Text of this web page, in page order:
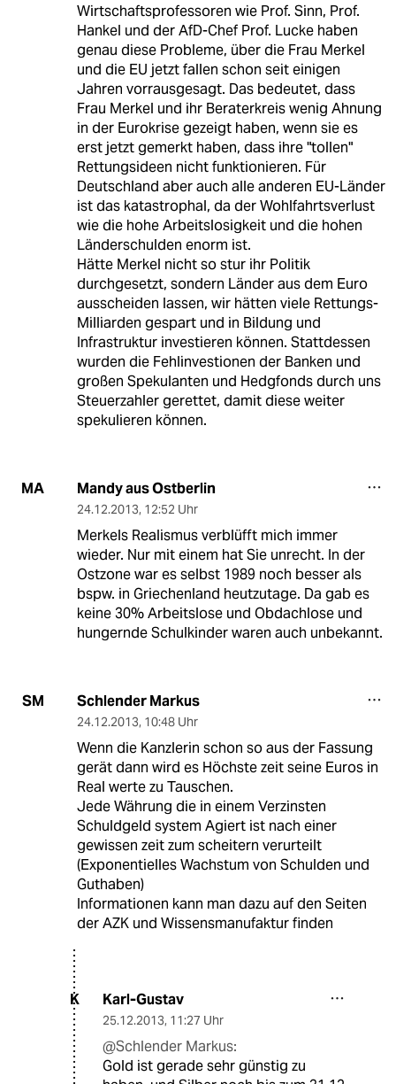
Wirtschaftsprofessoren wie Prof. Sinn, Prof.
Hankel und der AfD-Chef Prof. Lucke haben
genau diese Probleme, über die Frau Merkel
und die EU jetzt fallen schon seit einigen
Jahren vorrausgesagt. Das bedeutet, dass
Frau Merkel und ihr Beraterkreis wenig Ahnung
in der Eurokrise gezeigt haben, wenn sie es
erst jetzt gemerkt haben, dass ihre "tollen"
Rettungsideen nicht funktionieren. Für
Deutschland aber auch alle anderen EU-Länder
ist das katastrophal, da der Wohlfahrtsverlust
wie die hohe Arbeitslosigkeit und die hohen
Länderschulden enorm ist.
Hätte Merkel nicht so stur ihr Politik
durchgesetzt, sondern Länder aus dem Euro
ausscheiden lassen, wir hätten viele Rettungs-
Milliarden gespart und in Bildung und
Infrastruktur investieren können. Stattdessen
wurden die Fehlinvestionen der Banken und
großen Spekulanten und Hedgfonds durch uns
Steuerzahler gerettet, damit diese weiter
spekulieren können.
MA Mandy aus Ostberlin
24.12.2013, 12:52 Uhr
Merkels Realismus verblüfft mich immer
wieder. Nur mit einem hat Sie unrecht. In der
Ostzone war es selbst 1989 noch besser als
bspw. in Griechenland heutzutage. Da gab es
keine 30% Arbeitslose und Obdachlose und
hungernde Schulkinder waren auch unbekannt.
SM Schlender Markus
24.12.2013, 10:48 Uhr
Wenn die Kanzlerin schon so aus der Fassung
gerät dann wird es Höchste zeit seine Euros in
Real werte zu Tauschen.
Jede Währung die in einem Verzinsten
Schuldgeld system Agiert ist nach einer
gewissen zeit zum scheitern verurteilt
(Exponentielles Wachstum von Schulden und
Guthaben)
Informationen kann man dazu auf den Seiten
der AZK und Wissensmanufaktur finden
K Karl-Gustav
25.12.2013, 11:27 Uhr
@Schlender Markus:
Gold ist gerade sehr günstig zu